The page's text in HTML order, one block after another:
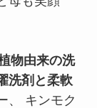
物由来の洗
洗剤と柔軟
、 キンモク